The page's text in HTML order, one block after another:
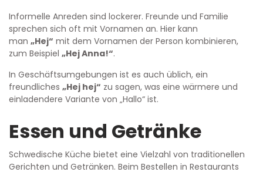
Informelle Anreden sind lockerer. Freunde und Familie
sprechen sich oft mit Vornamen an. Hier kann
man „Hej“ mit dem Vornamen der Person kombinieren,
zum Beispiel „Hej Anna!“.
In Geschäftsumgebungen ist es auch üblich, ein
freundliches „Hej hej“ zu sagen, was eine wärmere und
einladendere Variante von „Hallo“ ist.
Essen und Getränke
Schwedische Küche bietet eine Vielzahl von traditionellen
Gerichten und Getränken. Beim Bestellen in Restaurants